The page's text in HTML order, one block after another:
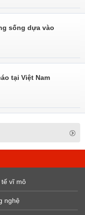
sống dựa vào
tại Việt Nam
tế vĩ mô
nghệ